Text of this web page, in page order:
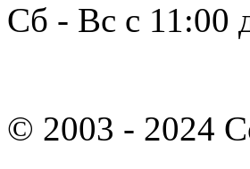
Сб - Вс с 11:00
© 2003 - 2024